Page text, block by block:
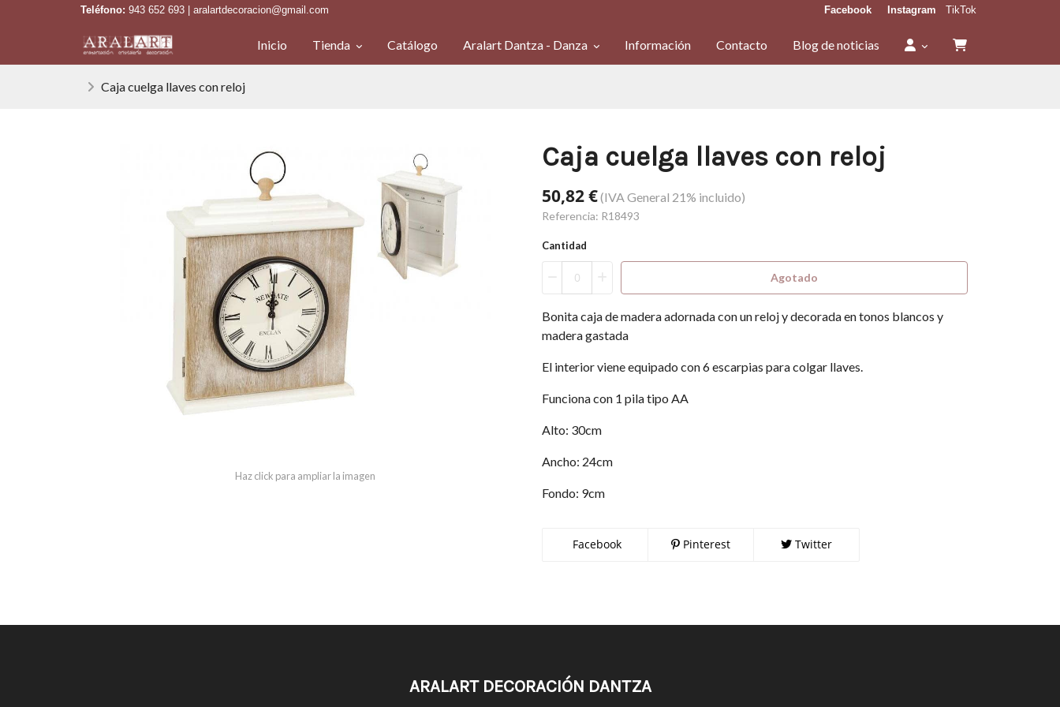
Teléfono: 943 652 693 | aralartdecoracion@gmail.com Facebook Instagram TikTok
Inicio Tienda Catálogo Aralart Dantza - Danza Información Contacto Blog de noticias
Caja cuelga llaves con reloj
Haz click para ampliar la imagen
Caja cuelga llaves con reloj
50,82 €(IVA General 21% incluido)
Referencia: R18493
Cantidad
Agotado
Bonita caja de madera adornada con un reloj y decorada en tonos blancos y
madera gastada
El interior viene equipado con 6 escarpias para colgar llaves.
Funciona con 1 pila tipo AA
Alto: 30cm
Ancho: 24cm
Fondo: 9cm
Facebook Pinterest Twitter
ARALART DECORACIÓN DANTZA